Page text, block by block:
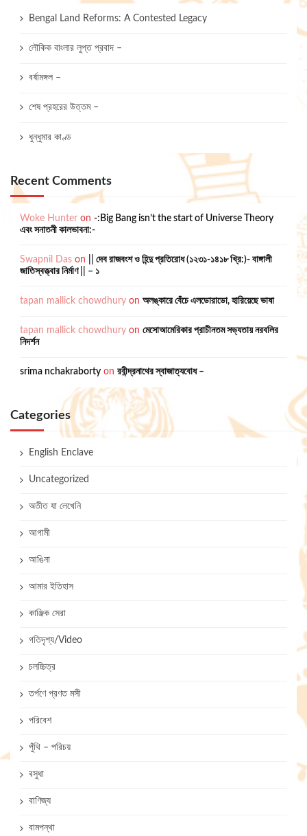
Bengal Land Reforms: A Contested Legacy
লৌকিক বাংলার লুপ্ত প্রবাদ –
বর্ষামঙ্গল –
শেষ প্রহরের উত্তম –
ধুন্ধুমার কাণ্ড
Recent Comments
Woke Hunter on -:Big Bang isn’t the start of Universe Theory
এবং সনাতনী কালভাবনা:-
Swapnil Das on
|| দেব রাজবংশ ও হিন্দু প্রতিরোধ (১২৩১-১৪১৮ খ্রি:)- বাঙ্গালী
জাতিস্বত্ত্বার নির্মাণ || – ১
tapan mallick chowdhury on অলঙ্কারে বেঁচে এলডোরাডো, হারিয়েছে ভাষা
tapan mallick chowdhury on মেসোআমেরিকার প্রাচীনতম সভ্যতায় নরবলির
নিদর্শন
srima nchakraborty on রবীন্দ্রনাথের স্বাজাত্যবোধ –
Categories
English Enclave
Uncategorized
অতীত যা লেখেনি
আগামী
আঙিনা
আমার ইতিহাস
কাঞ্জিক সেরা
গতিদৃশ্য/Video
চলচ্চিত্র
তর্পণে প্রণত মসী
পরিবেশ
পুঁথি – পরিচয়
বসুধা
বাণিজ্য
বামপন্থা